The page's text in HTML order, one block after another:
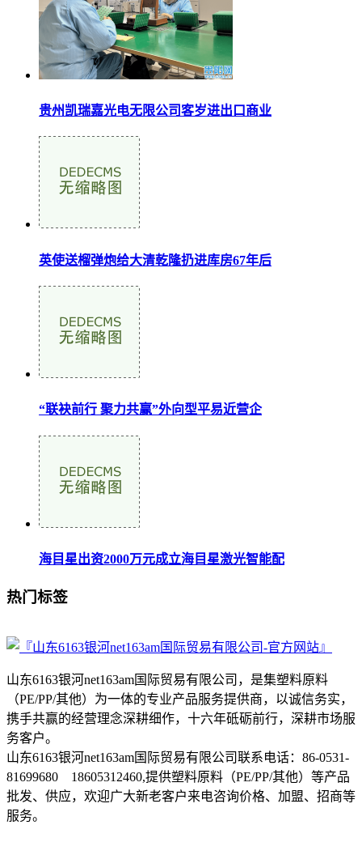
贵州凯瑞嘉光电无限公司客岁进出口商业
英使送榴弹炮给大清乾隆扔进库房67年后
“联袂前行 聚力共赢”外向型平易近营企
海目星出资2000万元成立海目星激光智能配
热门标签
山东6163银河net163am国际贸易有限公司，是集塑料原料
（PE/PP/其他）为一体的专业产品服务提供商，以诚信务实，
携手共赢的经营理念深耕细作，十六年砥砺前行，深耕市场服
务客户。
山东6163银河net163am国际贸易有限公司联系电话：86-0531-
81699680 18605312460,提供塑料原料（PE/PP/其他）等产品
批发、供应，欢迎广大新老客户来电咨询价格、加盟、招商等
服务。